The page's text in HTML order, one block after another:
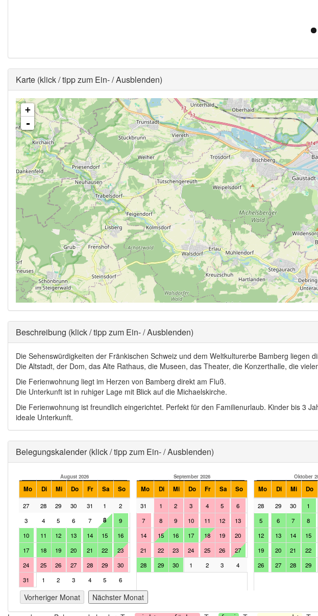
Ausblenden
Karte (klick / tipp zum Ein- / Ausblenden)
+
-
Ausblenden
Beschreibung (klick / tipp zum Ein- / Ausblenden)
Die Sehenswürdigkeiten der Fränkischen Schweiz und dem Weltkulturerbe Bamberg liegen
Die Altstadt, der Dom, das Alte Rathaus, die Museen, das Theater, die Konzerthalle, die
Die Ferienwohnung liegt im Herzen von Bamberg direkt am Fluß.
Die Unterkunft ist in ruhiger Lage mit Blick auf die Michaelskirche.
Die Ferienwohnung ist freundlich eingerichtet. Perfekt für den Familienurlaub. Kinder bis 3
ideale Unterkunft.
Ausblenden Belegungskalender (klick / tipp zum Ein- / Ausblenden)
August 2026
Mo Di Mi Do Fr Sa So
27 28 29 30 31 1
2
3
4 5 6 7 8
9
10
11 12 13 14 15
16
17
18 19 20 21 22
23
24
25 26 27 28 29
30
31
1 2 3 4 5 6
September 2026
Mo Di Mi Do Fr Sa So
31 1 2 3 4 5
6
7
8 9 10 11 12
13
14
15 16 17 18 19
20
21
22 23 24 25 26
27
28
29 30 1 2 3 4
Oktober
Mo Di Mi Do
28 29 30 1
5
6 7 8
12
13 14 15
19
20 21 22
26
27 28 29
Vorheriger Monat
Nächster Monat